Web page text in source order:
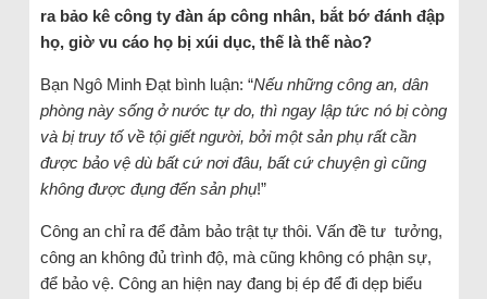
ra bảo kê công ty đàn áp công nhân, bắt bớ đánh đập
họ, giờ vu cáo họ bị xúi dục, thế là thế nào?
Bạn Ngô Minh Đạt bình luận: “Nếu những công an, dân
phòng này sống ở nước tự do, thì ngay lập tức nó bị còng
và bị truy tố về tội giết người, bởi một sản phụ rất cần
được bảo vệ dù bất cứ nơi đâu, bất cứ chuyện gì cũng
không được đụng đến sản phụ!”
Công an chỉ ra để đảm bảo trật tự thôi. Vấn đề tư tưởng,
công an không đủ trình độ, mà cũng không có phận sự,
để bảo vệ. Công an hiện nay đang bị ép để đi dẹp biểu